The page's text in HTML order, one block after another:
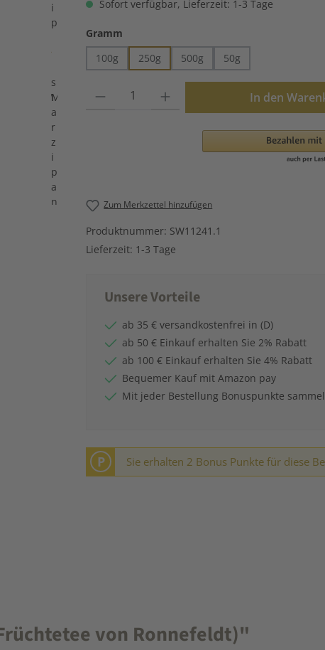
Sofort verfügbar, Lieferzeit: 1-3 Tage
Gramm
100g
250g 500g 50g
Produkt Anzahl: Gib den gewünschten Wert ein
In den
Zum Merkzettel hinzufügen
Produktnummer: SW11241.1
Lieferzeit: 1-3 Tage
Unsere Vorteile
ab 35 € versandkostenfrei in (D)
ab 50 € Einkauf erhalten Sie 2% Rabatt
ab 100 € Einkauf erhalten Sie 4% Rabatt
Bequemer Kauf mit Amazon pay
Mit jeder Bestellung Bonuspunkte
P Sie erhalten 2 Bonus Punkte für diese
von Ronnefeldt)"